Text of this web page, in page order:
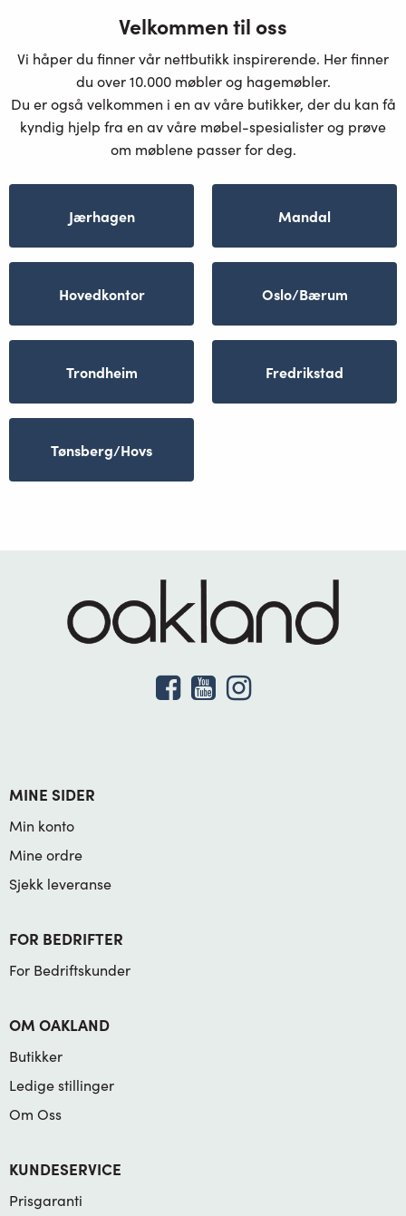
Velkommen til oss
Vi håper du finner vår nettbutikk inspirerende. Her finner
du over 10.000 møbler og hagemøbler.
Du er også velkommen i en av våre butikker, der du kan få
kyndig hjelp fra en av våre møbel-spesialister og prøve
om møblene passer for deg.
Jærhagen Mandal
Hovedkontor Oslo/Bærum
Trondheim Fredrikstad
Tønsberg/Hovs
MINE SIDER
Min konto
Mine ordre
Sjekk leveranse
FOR BEDRIFTER
For Bedriftskunder
OM OAKLAND
Butikker
Ledige stillinger
Om Oss
KUNDESERVICE
Prisgaranti